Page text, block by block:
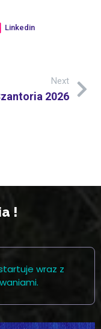
Linkedin
Next
2026
!
wraz z